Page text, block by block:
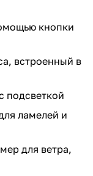
кнопки
встроенный в
подсветкой
ламелей и
для ветра,